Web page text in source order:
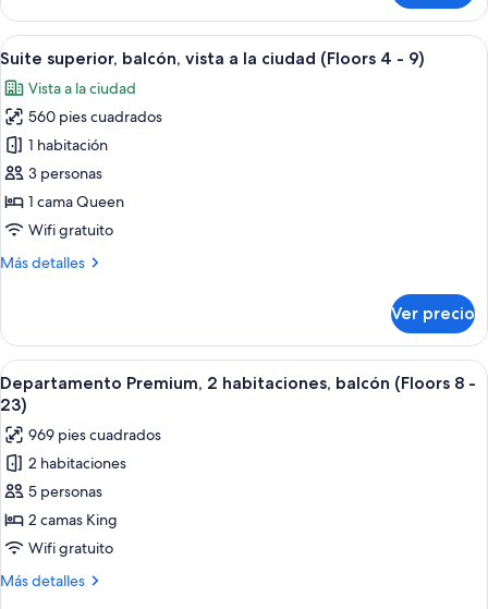
10
-
15)
Deluxe,
balcón,
vista
río
(Floors
10
15)
Abrir
todas
las
fotos
de
Suite
superior,
balcón,
a
(Floors
4
-
9)
Ropa de cama de alta calidad y
7
Suite superior, balcón, vista a la ciudad (Floors 4 - 9)
Vista a la ciudad
560 pies cuadrados
1 habitación
3 personas
1 cama Queen
Wifi gratuito
Más detalles
Más
superior,
balcón,
vista
a
ciudad
(Floors
4
-
9)
Ver precio
Abrir
todas
las
fotos
de
Departamento
Premium,
2
habitaciones,
Una sala de estar moderna con un
6
Departamento Premium, 2 habitaciones, balcón (Floors 8 -
23)
969 pies cuadrados
2 habitaciones
5 personas
2 camas King
Wifi gratuito
Más detalles
Más